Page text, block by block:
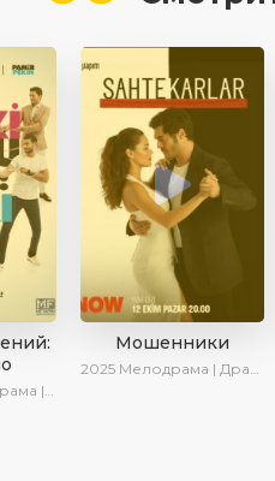
Комедия
Мошенники
2025 Мелодрама | Драма | Ирина Котова | AlisaDirilis | Новинки | Сериалы 2025